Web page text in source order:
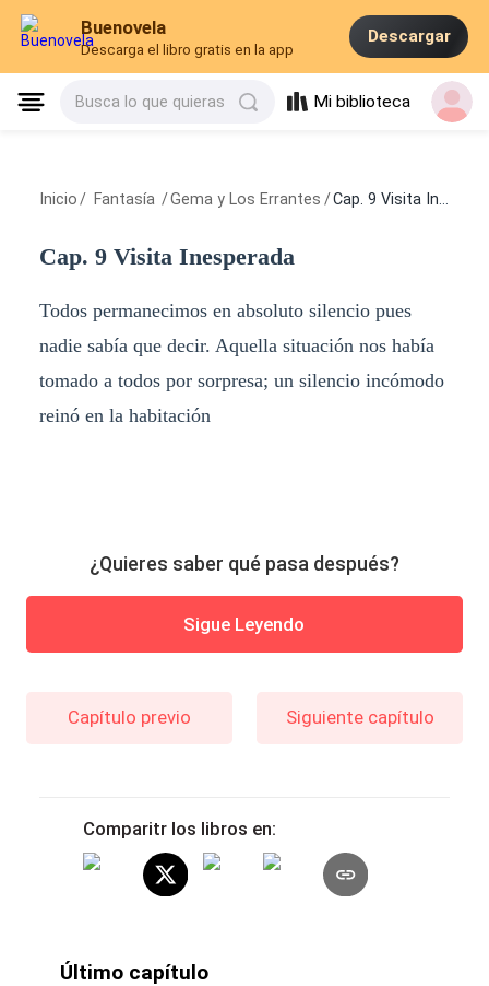
Buenovela
Descarga el libro gratis en la app
Descargar
Busca lo que quieras Mi biblioteca
Inicio / Fantasía /Gema y Los Errantes /Cap. 9 Visita Inesperada
Cap. 9 Visita Inesperada
Todos permanecimos en absoluto silencio pues
nadie sabía que decir. Aquella situación nos había
tomado a todos por sorpresa; un silencio incómodo
reinó en la habitación
¿Quieres saber qué pasa después?
Sigue Leyendo
Capítulo previo Siguiente capítulo
Comparitr los libros en:
Último capítulo